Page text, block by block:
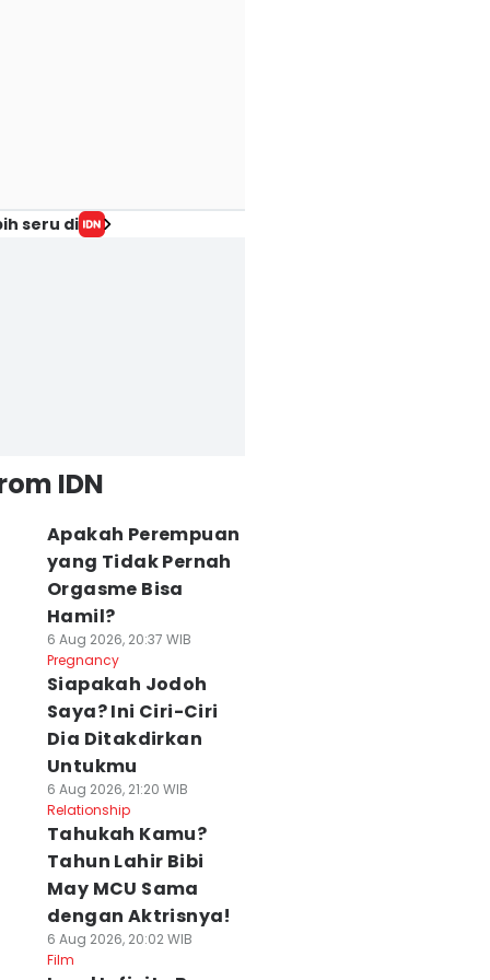
seru di
IDN
Apakah Perempuan
yang Tidak Pernah
Orgasme Bisa
Hamil?
6 Aug 2026, 20:37 WIB
Pregnancy
Siapakah Jodoh
Saya? Ini Ciri-Ciri
Dia Ditakdirkan
Untukmu
6 Aug 2026, 21:20 WIB
Relationship
Tahukah Kamu?
Tahun Lahir Bibi
May MCU Sama
dengan Aktrisnya!
6 Aug 2026, 20:02 WIB
Film